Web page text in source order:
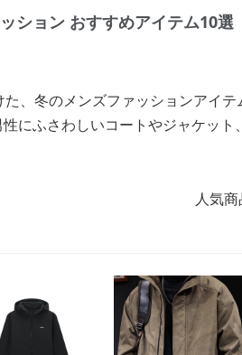
ション おすすめアイテム10選
、冬のメンズファッションアイテ
にふさわしいコートやジャケット
人気商